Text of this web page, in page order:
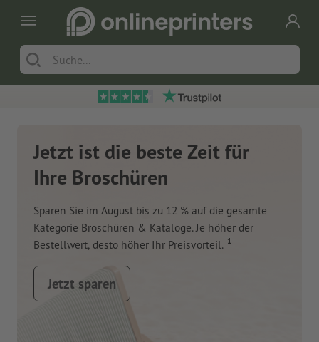
Jetzt ist die beste Zeit für
Ihre Broschüren
Sparen Sie im August bis zu 12 % auf die gesamte
Kategorie Broschüren & Kataloge. Je höher der
Bestellwert, desto höher Ihr Preisvorteil. 1
Jetzt sparen